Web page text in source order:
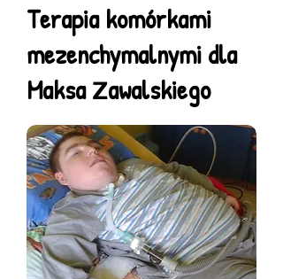
Terapia komórkami
mezenchymalnymi dla
Maksa Zawalskiego